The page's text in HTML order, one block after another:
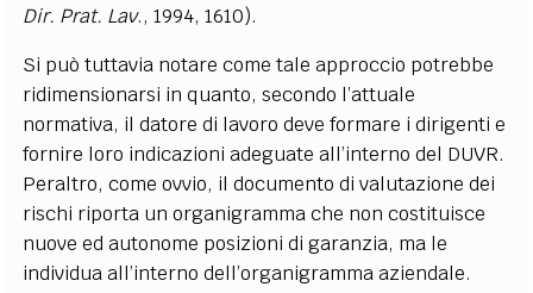
Dir. Prat. Lav., 1994, 1610).
Si può tuttavia notare come tale approccio potrebbe
ridimensionarsi in quanto, secondo l’attuale
normativa, il datore di lavoro deve formare i dirigenti e
fornire loro indicazioni adeguate all’interno del DUVR.
Peraltro, come ovvio, il documento di valutazione dei
rischi riporta un organigramma che non costituisce
nuove ed autonome posizioni di garanzia, ma le
individua all’interno dell’organigramma aziendale.